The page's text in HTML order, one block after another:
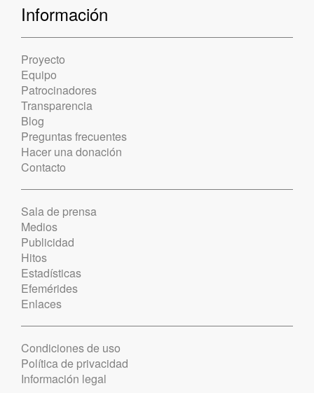
Información
Proyecto
Equipo
Patrocinadores
Transparencia
Blog
Preguntas frecuentes
Hacer una donación
Contacto
Sala de prensa
Medios
Publicidad
Hitos
Estadísticas
Efemérides
Enlaces
Condiciones de uso
Política de privacidad
Información legal